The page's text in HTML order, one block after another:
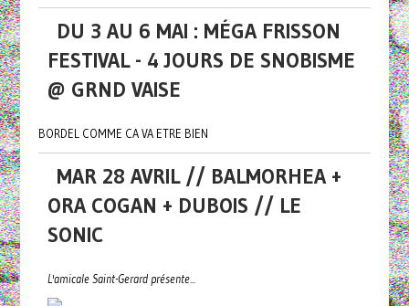
DU 3 AU 6 MAI : MÉGA FRISSON
FESTIVAL - 4 JOURS DE SNOBISME
@ GRND VAISE
BORDEL COMME CA VA ETRE BIEN
MAR 28 AVRIL // BALMORHEA +
ORA COGAN + DUBOIS // LE
SONIC
L'amicale Saint-Gerard présente...